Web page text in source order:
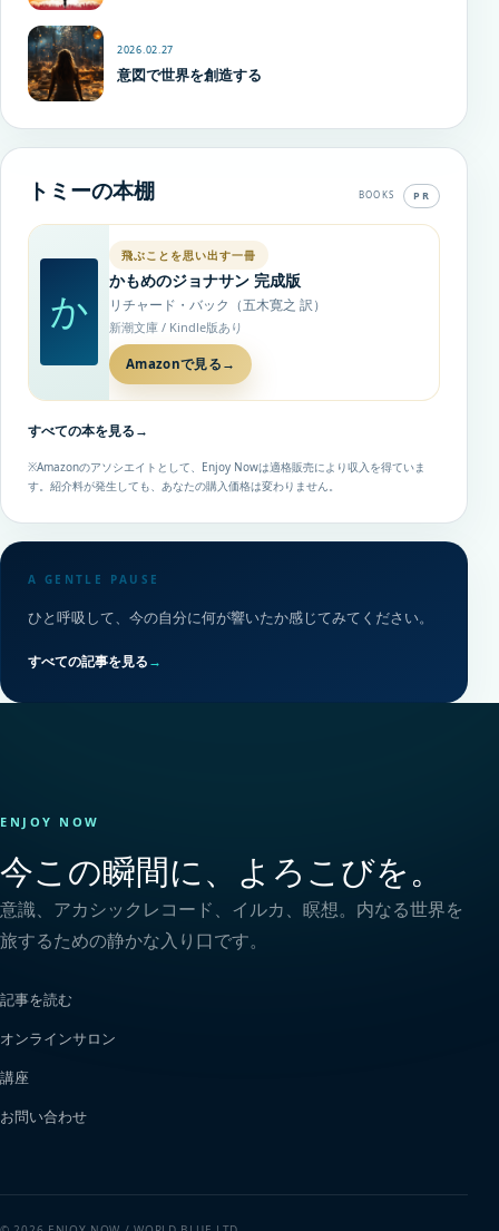
2026.02.27
意図で世界を創造する
トミーの本棚 BOOKS PR
か
飛ぶことを思い出す一冊
かもめのジョナサン 完成版
リチャード・バック（五木寛之 訳）
新潮文庫 / Kindle版あり
Amazonで見る →
すべての本を見る→
※Amazonのアソシエイトとして、Enjoy Nowは適格販売により収入を得ていま
す。紹介料が発生しても、あなたの購入価格は変わりません。
A GENTLE PAUSE
ひと呼吸して、今の自分に何が響いたか感じてみてください。
すべての記事を見る→
ENJOY NOW
今この瞬間に、よろこびを。
意識、アカシックレコード、イルカ、瞑想。内なる世界を
旅するための静かな入り口です。
記事を読む
オンラインサロン
講座
お問い合わせ